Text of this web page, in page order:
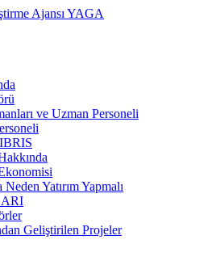
ve Uzman Personeli
Yatırım Yapmalı
Geliştirilen Projeler